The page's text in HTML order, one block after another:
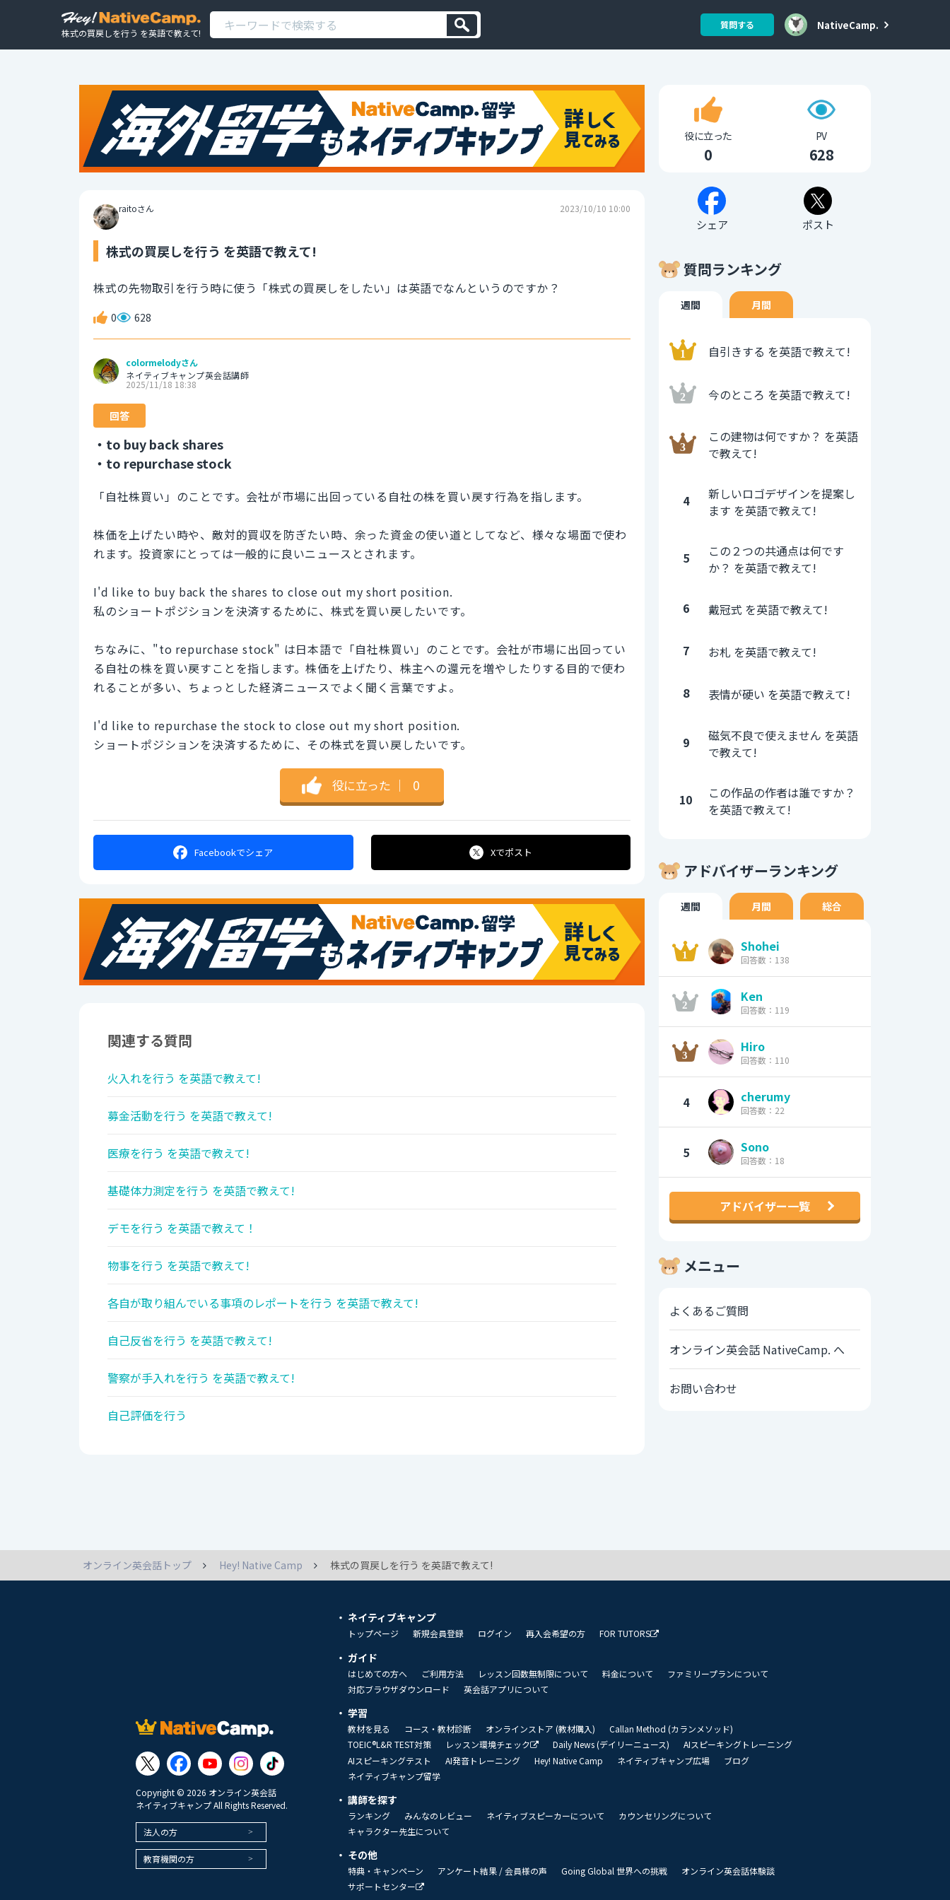
株式の買戻しを行う を英語で教えて!
質問する NativeCamp.
raitoさん 2023/10/10 10:00
株式の買戻しを行う を英語で教えて!
株式の先物取引を行う時に使う「株式の買戻しをしたい」は英語でなんというのですか？
0 628
colormelodyさん
ネイティブキャンプ英会話講師
2025/11/18 18:38
回答
・to buy back shares
・to repurchase stock
「自社株買い」のことです。会社が市場に出回っている自社の株を買い戻す行為を指します。
株価を上げたい時や、敵対的買収を防ぎたい時、余った資金の使い道としてなど、様々な場面で使わ
れます。投資家にとっては一般的に良いニュースとされます。
I'd like to buy back the shares to close out my short position.
私のショートポジションを決済するために、株式を買い戻したいです。
ちなみに、"to repurchase stock" は日本語で「自社株買い」のことです。会社が市場に出回ってい
る自社の株を買い戻すことを指します。株価を上げたり、株主への還元を増やしたりする目的で使わ
れることが多い、ちょっとした経済ニュースでよく聞く言葉ですよ。
I'd like to repurchase the stock to close out my short position.
ショートポジションを決済するために、その株式を買い戻したいです。
役に立った ｜ 0
Facebookでシェア Xでポスト
関連する質問
火入れを行う を英語で教えて!
募金活動を行う を英語で教えて!
医療を行う を英語で教えて!
基礎体力測定を行う を英語で教えて!
デモを行う を英語で教えて！
物事を行う を英語で教えて!
各自が取り組んでいる事項のレポートを行う を英語で教えて!
自己反省を行う を英語で教えて!
警察が手入れを行う を英語で教えて!
自己評価を行う
役に立った
0
PV
628
シェア ポスト
質問ランキング
週間 月間
自引きする を英語で教えて!
今のところ を英語で教えて!
この建物は何ですか？ を英語
で教えて!
4
新しいロゴデザインを提案し
ます を英語で教えて!
5
この２つの共通点は何です
か？ を英語で教えて!
6 戴冠式 を英語で教えて!
7 お札 を英語で教えて!
8 表情が硬い を英語で教えて!
9
磁気不良で使えません を英語
で教えて!
10
この作品の作者は誰ですか？
を英語で教えて!
アドバイザーランキング
週間 月間 総合
Shohei
回答数：138
Ken
回答数：119
Hiro
回答数：110
4 cherumy
回答数：22
5 Sono
回答数：18
アドバイザー一覧
メニュー
よくあるご質問
オンライン英会話 NativeCamp. へ
お問い合わせ
オンライン英会話トップ Hey! Native Camp 株式の買戻しを行う を英語で教えて!
Copyright © 2026 オンライン英会話
ネイティブキャンプ All Rights Reserved.
法人の方
教育機関の方
ネイティブキャンプ
トップページ 新規会員登録 ログイン 再入会希望の方 FOR TUTORS
ガイド
はじめての方へ ご利用方法 レッスン回数無制限について 料金について
ファミリープランについて
対応ブラウザダウンロード
英会話アプリについて
学習
教材を見る コース・教材診断 オンラインストア (教材購入)
Callan Method (カランメソッド)
TOEIC®L&R TEST対策
レッスン環境チェック Daily News (デイリーニュース)
AIスピーキングトレーニング
AIスピーキングテスト
AI発音トレーニング Hey! Native Camp ネイティブキャンプ広場
ブログ
ネイティブキャンプ留学
講師を探す
ランキング みんなのレビュー ネイティブスピーカーについて
カウンセリングについて
キャラクター先生について
その他
特典・キャンペーン アンケート結果 / 会員様の声 Going Global 世界への挑戦
オンライン英会話体験談
サポートセンター